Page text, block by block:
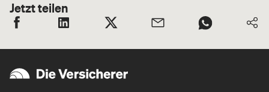
Jetzt teilen